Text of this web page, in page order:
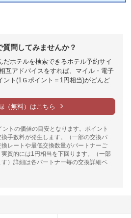
質問してみませんか？
だホテルを検索できるホテル予約サイ
互アドバイスをすれば、マイル・電子
ント(1Ｇポイント＝1円相当)がどんど
（無料）はこちら
トの価値の目安となります。ポイント
手数料が発生します。（一部の交換パ
レートや最低交換数量がパートナーご
質的には1円相当を下回ります。（一部
）詳細は各パートナー毎の交換詳細ペ